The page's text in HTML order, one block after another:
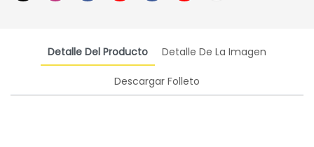
Detalle Del Producto Detalle De La Imagen
Descargar Folleto